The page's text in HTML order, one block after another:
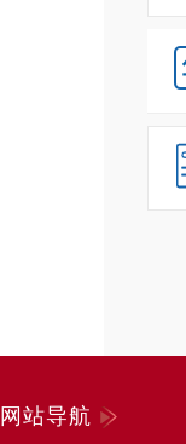
网站导航